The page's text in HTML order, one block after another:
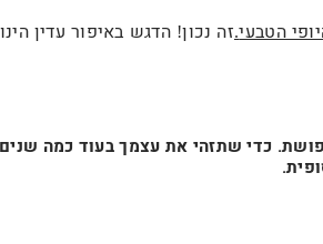
הטבעי.זה נכון!הדגש באיפור עדין
כדי שתזהי את עצמך בעוד כמה